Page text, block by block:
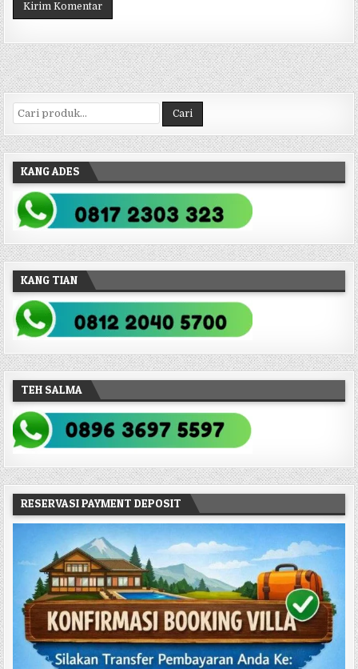
Pencarian untuk: Cari
KANG ADES
KANG TIAN
TEH SALMA
RESERVASI PAYMENT DEPOSIT